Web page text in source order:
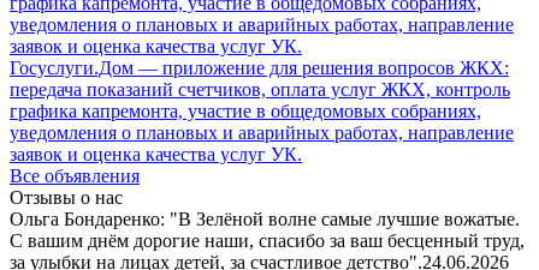
Госуслуги.Дом — приложение для решения вопросов ЖКХ:
передача показаний счетчиков, оплата услуг ЖКХ, контроль
графика капремонта, участие в общедомовых собраниях,
уведомления о плановых и аварийных работах, направление
заявок и оценка качества услуг УК.
Все объявления
Отзывы о нас
Ольга Бондаренко: "В Зелёной волне самые лучшие вожатые.
С вашим днём дорогие наши, спасибо за ваш бесценный труд,
за улыбки на лицах детей, за счастливое детство".24.06.2026